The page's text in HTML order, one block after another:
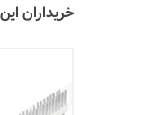
خریداران